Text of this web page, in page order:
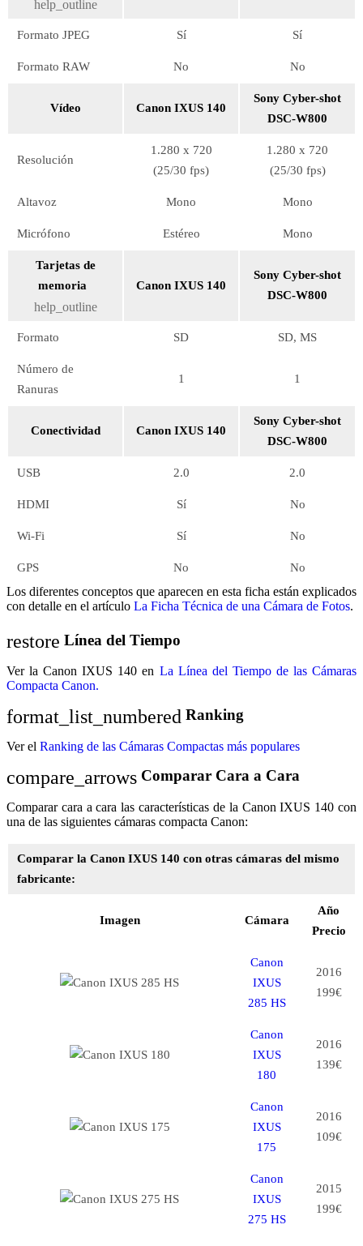
help_outline
Formato JPEG Sí Sí
Formato RAW No No
Vídeo Canon IXUS 140
Sony Cyber-shot
DSC-W800
Resolución
1.280 x 720
(25/30 fps)
1.280 x 720
(25/30 fps)
Altavoz Mono Mono
Micrófono Estéreo Mono
Tarjetas de
memoria
help_outline
Canon IXUS 140
Sony Cyber-shot
DSC-W800
Formato SD SD, MS
Número de
Ranuras
1 1
Conectividad Canon IXUS 140
Sony Cyber-shot
DSC-W800
USB 2.0 2.0
HDMI Sí No
Wi-Fi Sí No
GPS No No
Los diferentes conceptos que aparecen en esta ficha están explicados
con detalle en el artículo La Ficha Técnica de una Cámara de Fotos.
restore Línea del Tiempo
Ver la Canon IXUS 140 en La Línea del Tiempo de las Cámaras
Compacta Canon.
format_list_numbered Ranking
Ver el Ranking de las Cámaras Compactas más populares
compare_arrows Comparar Cara a Cara
Comparar cara a cara las características de la Canon IXUS 140 con
una de las siguientes cámaras compacta Canon:
Comparar la Canon IXUS 140 con otras cámaras del mismo
fabricante:
Imagen Cámara
Año
Precio
Canon
IXUS
285 HS
2016
199€
Canon
IXUS
180
2016
139€
Canon
IXUS
175
2016
109€
Canon
IXUS
275 HS
2015
199€